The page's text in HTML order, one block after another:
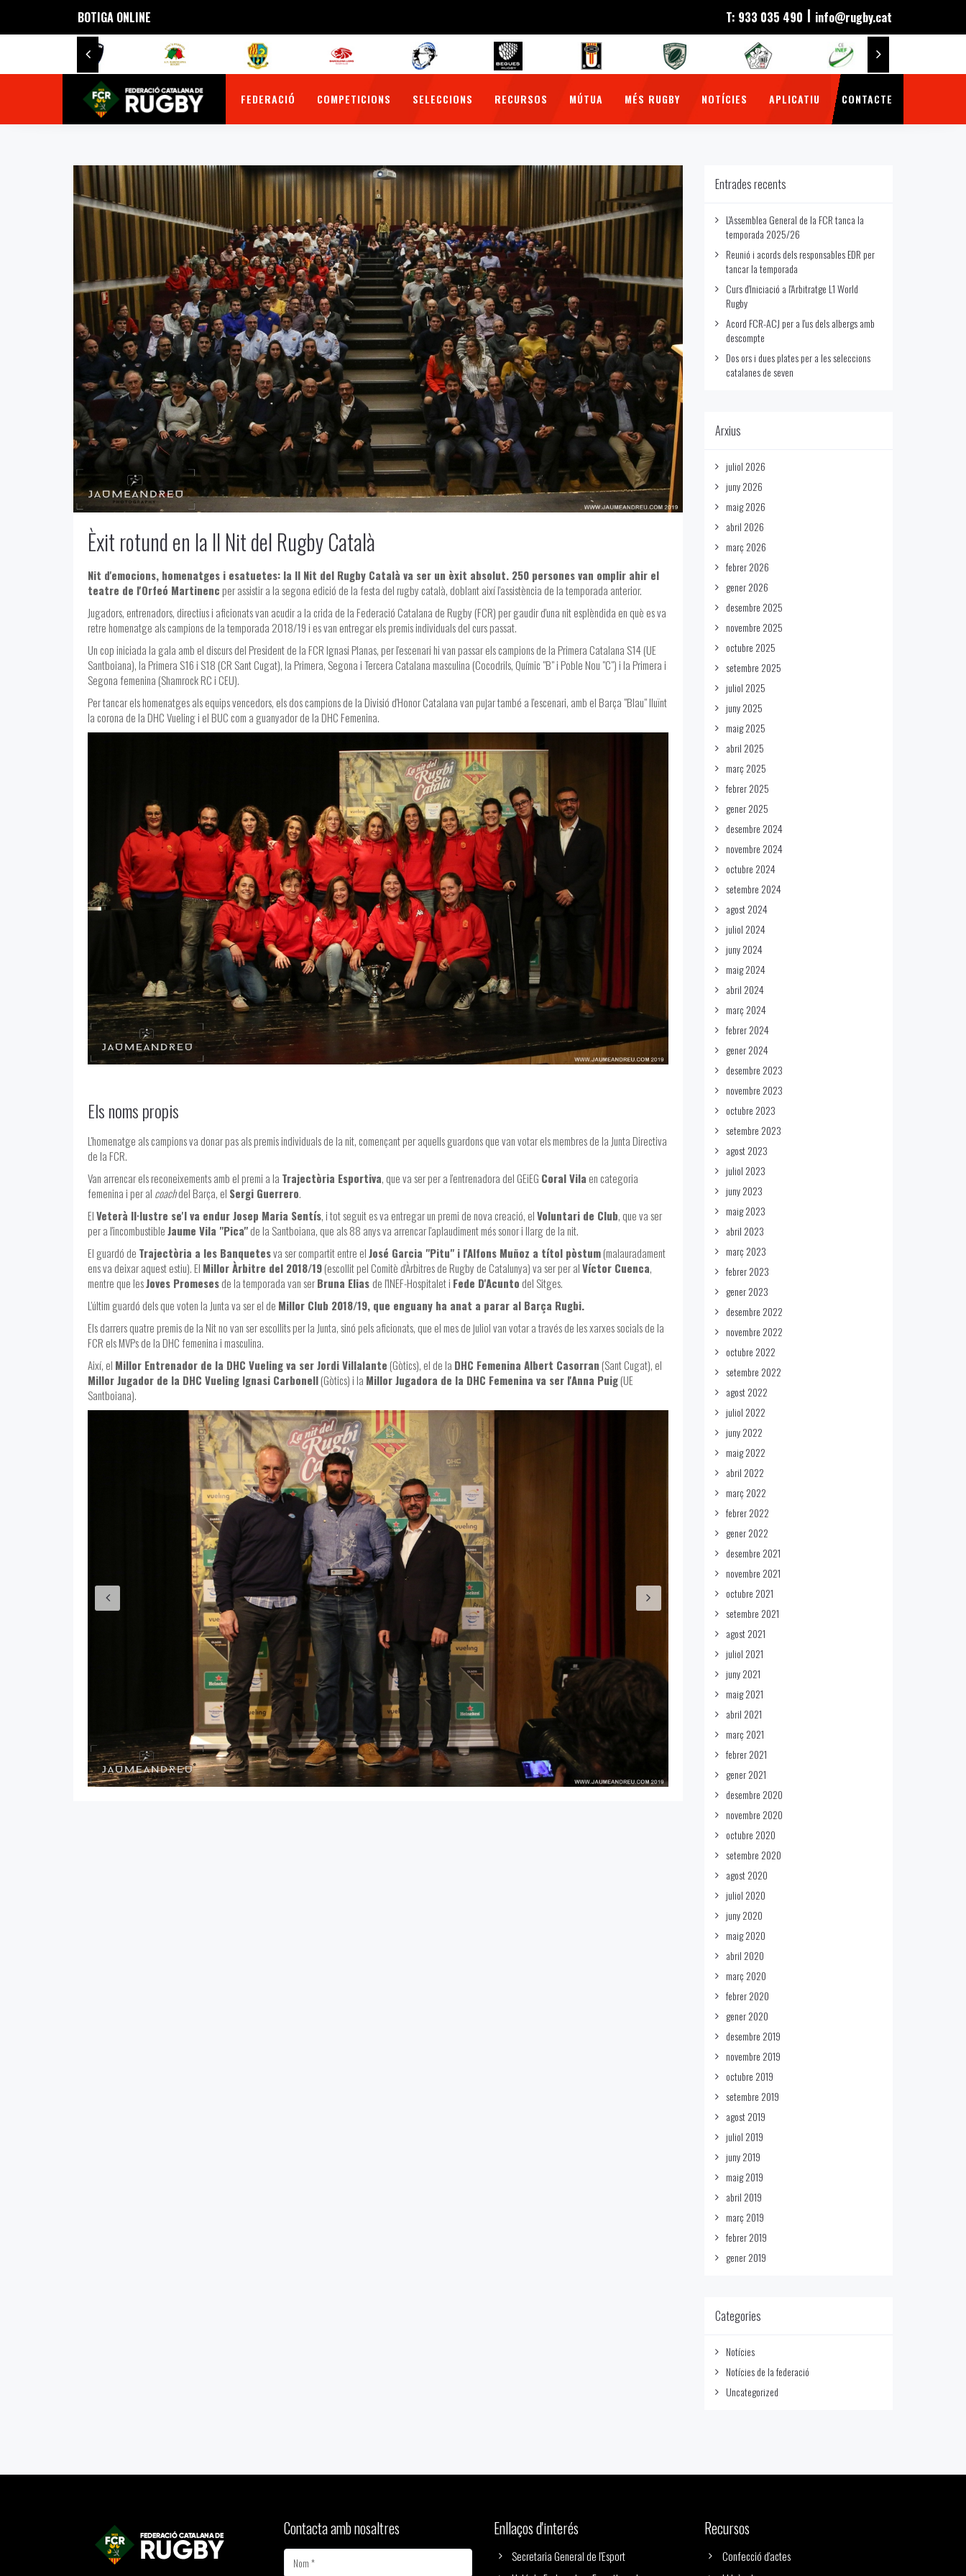
BOTIGA ONLINE T: 933 035 490 | info@rugby.cat
FEDERACIÓ COMPETICIONS SELECCIONS RECURSOS MÚTUA MÉS RUGBY NOTÍCIES APLICATIU CONTACTE
Èxit rotund en la II Nit del Rugby Català
Nit d'emocions, homenatges i esatuetes: la II Nit del Rugby Català va ser un èxit absolut. 250 persones van omplir ahir el
teatre de l'Orfeó Martinenc per assistir a la segona edició de la festa del rugby català, doblant així l'assistència de la temporada anterior.
Jugadors, entrenadors, directius i aficionats van acudir a la crida de la Federació Catalana de Rugby (FCR) per gaudir d'una nit esplèndida en què es va
retre homenatge als campions de la temporada 2018/19 i es van entregar els premis individuals del curs passat.
Un cop iniciada la gala amb el discurs del President de la FCR Ignasi Planas, per l'escenari hi van passar els campions de la Primera Catalana S14 (UE
Santboiana), la Primera S16 i S18 (CR Sant Cugat), la Primera, Segona i Tercera Catalana masculina (Cocodrils, Químic "B" i Poble Nou "C") i la Primera i
Segona femenina (Shamrock RC i CEU).
Per tancar els homenatges als equips vencedors, els dos campions de la Divisió d'Honor Catalana van pujar també a l'escenari, amb el Barça "Blau" lluïnt
la corona de la DHC Vueling i el BUC com a guanyador de la DHC Femenina.
Els noms propis
L'homenatge als campions va donar pas als premis individuals de la nit, començant per aquells guardons que van votar els membres de la Junta Directiva
de la FCR.
Van arrencar els reconeixements amb el premi a la Trajectòria Esportiva, que va ser per a l'entrenadora del GEiEG Coral Vila en categoria
femenina i per al coachdel Barça, el Sergi Guerrero.
ElVeterà Il·lustre se'l va endur Josep Maria Sentís, i tot seguit es va entregar un premi de nova creació, elVoluntari de Club, que va ser
per a l'incombustibleJaume Vila "Pica"de la Santboiana, que als 88 anys va arrencar l'aplaudiment més sonor i llarg de la nit.
El guardó de Trajectòria a les Banquetesva ser compartit entre elJosé Garcia "Pitu" i l'Alfons Muñoz a títol pòstum(malauradament
ens va deixar aquest estiu). El Millor Àrbitre del 2018/19(escollit pel Comitè d'Àrbitres de Rugby de Catalunya) va ser per alVíctor Cuenca,
mentre que lesJoves Promesesde la temporada van serBruna Elias de l'INEF-Hospitalet i Fede D'Acunto del Sitges.
L'últim guardó dels que voten la Junta va ser el de Millor Club 2018/19, que enguany ha anat a parar al Barça Rugbi.
Els darrers quatre premis de la Nit no van ser escollits per la Junta, sinó pels aficionats, que el mes de juliol van votar a través de les xarxes socials de la
FCR els MVPs de la DHC femenina i masculina.
Així, el Millor Entrenador de la DHC Vueling va ser Jordi Villalante (Gòtics), el de la DHC Femenina Albert Casorran (Sant Cugat), el
Millor Jugador de la DHC Vueling Ignasi Carbonell(Gòtics) i la Millor Jugadora de la DHC Femenina va ser l'Anna Puig(UE
Santboiana).
Entrades recents
L'Assemblea General de la FCR tanca la
temporada 2025/26
Reunió i acords dels responsables EDR per
tancar la temporada
Curs d'Iniciació a l'Arbitratge L1 World
Rugby
Acord FCR-ACJ per a l'us dels albergs amb
descompte
Dos ors i dues plates per a les seleccions
catalanes de seven
Arxius
juliol 2026
juny 2026
maig 2026
abril 2026
març 2026
febrer 2026
gener 2026
desembre 2025
novembre 2025
octubre 2025
setembre 2025
juliol 2025
juny 2025
maig 2025
abril 2025
març 2025
febrer 2025
gener 2025
desembre 2024
novembre 2024
octubre 2024
setembre 2024
agost 2024
juliol 2024
juny 2024
maig 2024
abril 2024
març 2024
febrer 2024
gener 2024
desembre 2023
novembre 2023
octubre 2023
setembre 2023
agost 2023
juliol 2023
juny 2023
maig 2023
abril 2023
març 2023
febrer 2023
gener 2023
desembre 2022
novembre 2022
octubre 2022
setembre 2022
agost 2022
juliol 2022
juny 2022
maig 2022
abril 2022
març 2022
febrer 2022
gener 2022
desembre 2021
novembre 2021
octubre 2021
setembre 2021
agost 2021
juliol 2021
juny 2021
maig 2021
abril 2021
març 2021
febrer 2021
gener 2021
desembre 2020
novembre 2020
octubre 2020
setembre 2020
agost 2020
juliol 2020
juny 2020
maig 2020
abril 2020
març 2020
febrer 2020
gener 2020
desembre 2019
novembre 2019
octubre 2019
setembre 2019
agost 2019
juliol 2019
juny 2019
maig 2019
abril 2019
març 2019
febrer 2019
gener 2019
Categories
Notícies
Notícies de la federació
Uncategorized
Contacta amb nosaltres Enllaços d'interés
Secretaria General de l'Esport
Recursos
Confecció d'actes